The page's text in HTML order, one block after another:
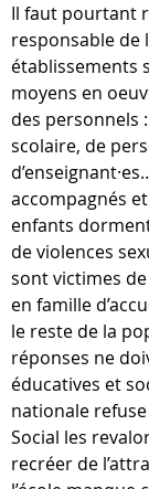
Il faut pourtant
responsable de
établissements
moyens en
des personnels
scolaire, de
accompagnés
enfants
de violences
sont victimes
en famille
le reste de la
réponses ne
éducatives et
nationale
Social les
recréer de